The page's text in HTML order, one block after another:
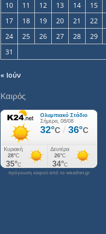
10 11 12 13 14 15
17
18 19 20 21 22
24
25 26 27 28 29
31
« Ιούν
Καιρός
πρόγνωση καιρού από το weather.gr